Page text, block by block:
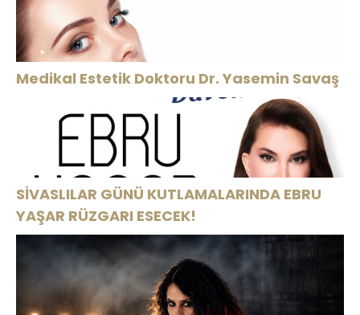
Medikal Estetik Doktoru Dr. Yasemin Savaş
SİVASLILAR GÜNÜ KUTLAMALARINDA EBRU
YAŞAR RÜZGARI ESECEK!